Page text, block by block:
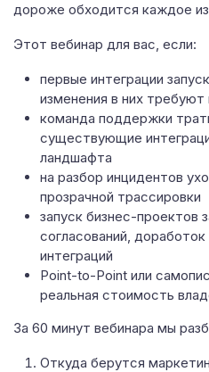
дороже обходится каждое
Этот вебинар для вас, если:
первые интеграции
изменения в них
команда поддержки
существующие
ландшафта
на разбор инцидентов
прозрачной трассировки
запуск бизнес-проектов
согласований,
интеграций
Point-to-Point или
реальная стоимость
За 60 минут вебинара мы
Откуда берутся